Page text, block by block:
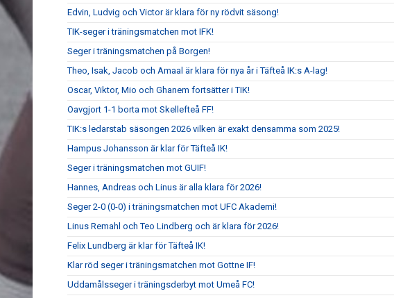
Edvin, Ludvig och Victor är klara för ny rödvit säsong!
TIK-seger i träningsmatchen mot IFK!
Seger i träningsmatchen på Borgen!
Theo, Isak, Jacob och Amaal är klara för nya år i Täfteå IK:s A-lag!
Oscar, Viktor, Mio och Ghanem fortsätter i TIK!
Oavgjort 1-1 borta mot Skellefteå FF!
TIK:s ledarstab säsongen 2026 vilken är exakt densamma som 2025!
Hampus Johansson är klar för Täfteå IK!
Seger i träningsmatchen mot GUIF!
Hannes, Andreas och Linus är alla klara för 2026!
Seger 2-0 (0-0) i träningsmatchen mot UFC Akademi!
Linus Remahl och Teo Lindberg och är klara för 2026!
Felix Lundberg är klar för Täfteå IK!
Klar röd seger i träningsmatchen mot Gottne IF!
Uddamålsseger i träningsderbyt mot Umeå FC!